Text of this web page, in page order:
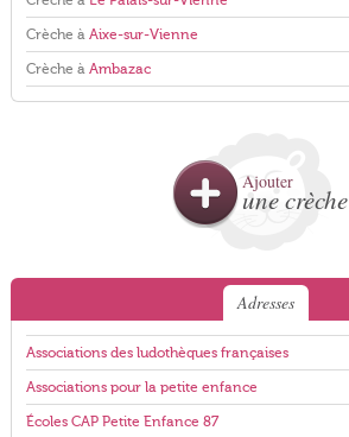
Crèche à Aixe-sur-Vienne
Crèche à Ambazac
Ajouter
une crèche
Adresses
Associations des ludothèques françaises
Associations pour la petite enfance
Écoles CAP Petite Enfance 87